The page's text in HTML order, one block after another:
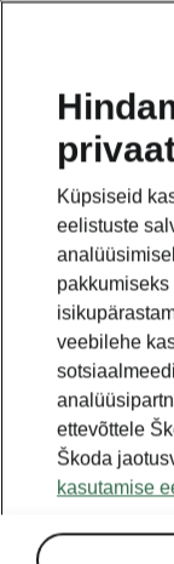
Küpsiseid
eelistuste
veebilehe
ettevõttele
Škoda
kasutamise